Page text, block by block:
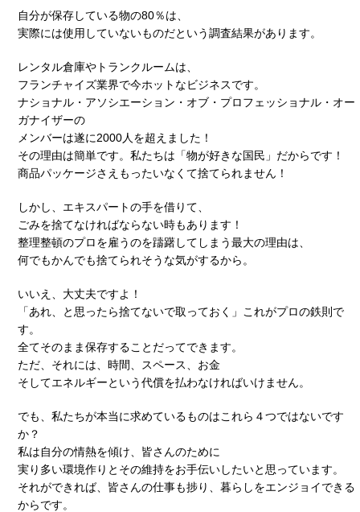
自分が保存している物の80％は、
実際には使用していないものだという調査結果があります。
レンタル倉庫やトランクルームは、
フランチャイズ業界で今ホットなビジネスです。
ナショナル・アソシエーション・オブ・プロフェッショナル・オー
ガナイザーの
メンバーは遂に2000人を超えました！
その理由は簡単です。私たちは「物が好きな国民」だからです！
商品パッケージさえもったいなくて捨てられません！
しかし、エキスパートの手を借りて、
ごみを捨てなければならない時もあります！
整理整頓のプロを雇うのを躊躇してしまう最大の理由は、
何でもかんでも捨てられそうな気がするから。
いいえ、大丈夫ですよ！
「あれ、と思ったら捨てないで取っておく」これがプロの鉄則で
す。
全てそのまま保存することだってできます。
ただ、それには、時間、スペース、お金
そしてエネルギーという代償を払わなければいけません。
でも、私たちが本当に求めているものはこれら４つではないです
か？
私は自分の情熱を傾け、皆さんのために
実り多い環境作りとその維持をお手伝いしたいと思っています。
それができれば、皆さんの仕事も捗り、暮らしをエンジョイできる
からです。